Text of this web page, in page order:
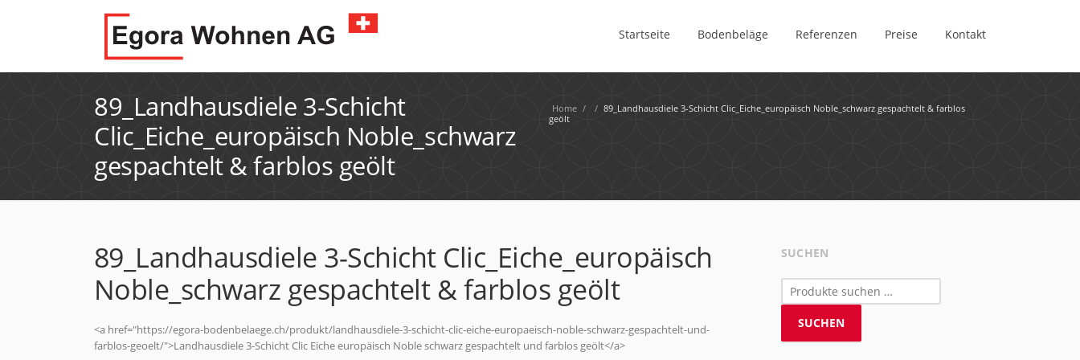
Startseite Bodenbeläge Referenzen Preise Kontakt
Home / / 89_Landhausdiele 3-Schicht Clic_Eiche_europäisch Noble_schwarz gespachtelt & farblos
geölt
89_Landhausdiele 3-Schicht
Clic_Eiche_europäisch Noble_schwarz
gespachtelt & farblos geölt
89_Landhausdiele 3-Schicht Clic_Eiche_europäisch
Noble_schwarz gespachtelt & farblos geölt
<a href="https://egora-bodenbelaege.ch/produkt/landhausdiele-3-schicht-clic-eiche-europaeisch-noble-schwarz-gespachtelt-und-
farblos-geoelt/">Landhausdiele 3-Schicht Clic Eiche europäisch Noble schwarz gespachtelt und farblos geölt</a>
SUCHEN
Suchen
nach:
SUCHEN